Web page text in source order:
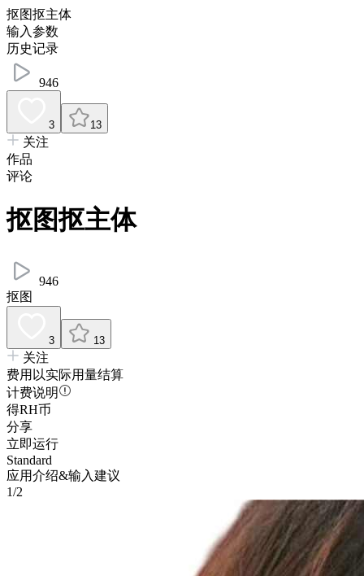
抠图抠主体
输入参数
历史记录
946
3 13
关注
作品
评论
抠图抠主体
946
抠图
3 13
关注
费用以实际用量结算
计费说明
得RH币
分享
立即运行
Standard
应用介绍&输入建议
1/2